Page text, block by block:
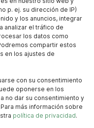
p. ej. su dirección de IP)
y los anuncios, integrar
analizar el tráfico de
los datos como
compartir estos
en los ajustes de
con su consentimiento
oponerse en los
no dar su consentimiento y
más información sobre
política de privacidad.